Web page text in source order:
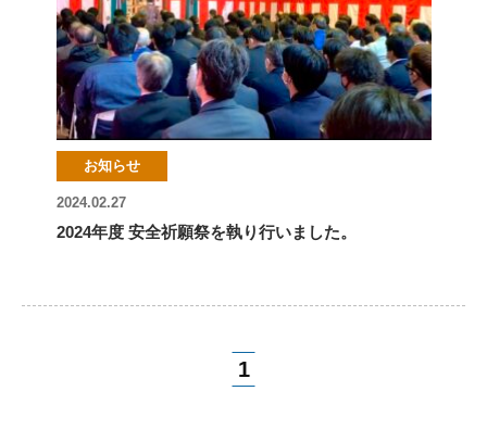
お知らせ
2024.02.27
2024年度 安全祈願祭を執り行いました。
1